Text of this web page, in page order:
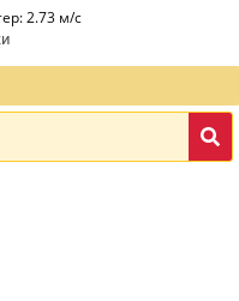
2.73 м/с